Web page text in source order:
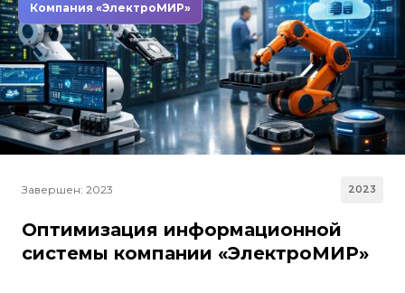
Компания «ЭлектроМИР»
Завершен: 2023 2023
Оптимизация информационной
системы компании «ЭлектроМИР»